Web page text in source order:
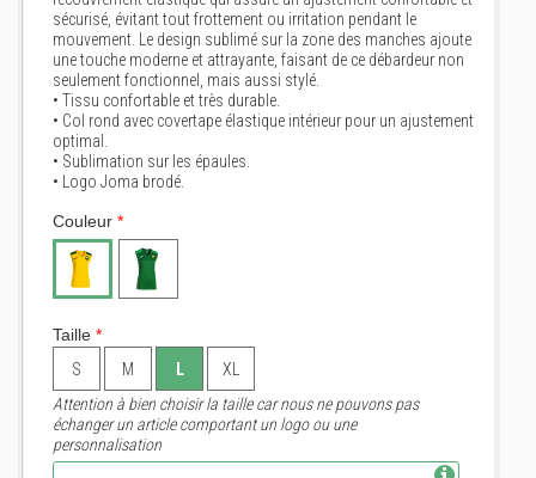
sécurisé, évitant tout frottement ou irritation pendant le
mouvement. Le design sublimé sur la zone des manches ajoute
une touche moderne et attrayante, faisant de ce débardeur non
seulement fonctionnel, mais aussi stylé.
• Tissu confortable et très durable.
• Col rond avec covertape élastique intérieur pour un ajustement
optimal.
• Sublimation sur les épaules.
• Logo Joma brodé.
Couleur *
Taille *
S
M L
XL
Attention à bien choisir la taille car nous ne pouvons pas
échanger un article comportant un logo ou une
personnalisation